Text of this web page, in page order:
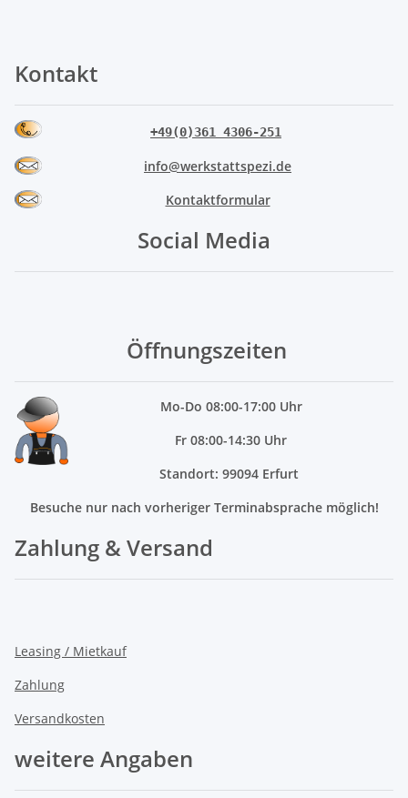
Kontakt
+49(0)361 4306-251
info@werkstattspezi.de
Kontaktformular
Social Media
Öffnungszeiten
Mo-Do 08:00-17:00 Uhr
Fr 08:00-14:30 Uhr
Standort: 99094 Erfurt
Besuche nur nach vorheriger Terminabsprache möglich!
Zahlung & Versand
Leasing / Mietkauf
Zahlung
Versandkosten
weitere Angaben